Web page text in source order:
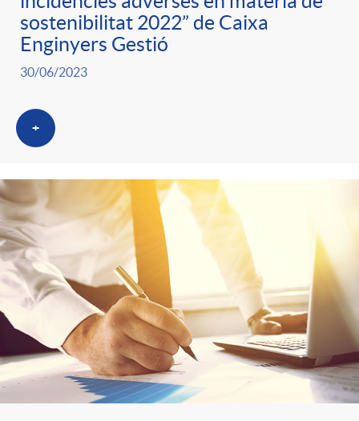
sostenibilitat 2022” de Caixa
Enginyers Gestió
30/06/2023
+